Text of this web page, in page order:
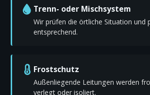
Trenn- oder Mischsystem
Wir prüfen die örtliche Situation und
entsprechend.
Frostschutz
Außenliegende Leitungen werden
verlegt oder isoliert.